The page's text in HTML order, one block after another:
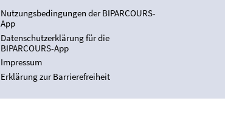
Nutzungsbedingungen der BIPARCOURS-
App
Datenschutzerklärung für die
BIPARCOURS-App
Impressum
Erklärung zur Barrierefreiheit